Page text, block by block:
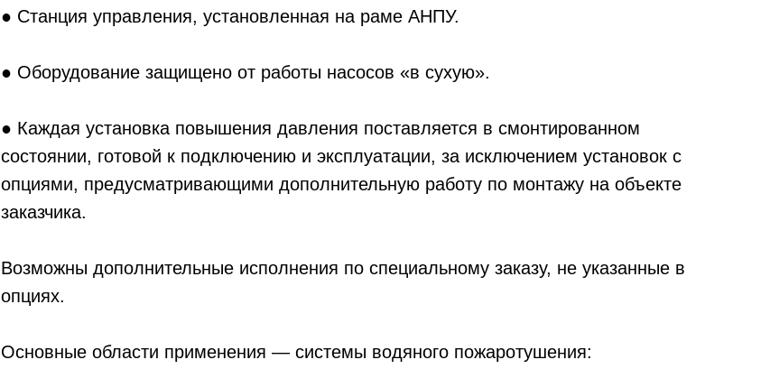
● Станция управления, установленная на раме АНПУ.
● Оборудование защищено от работы насосов «в сухую».
● Каждая установка повышения давления поставляется в смонтированном
состоянии, готовой к подключению и эксплуатации, за исключением установок с
опциями, предусматривающими дополнительную работу по монтажу на объекте
заказчика.
Возможны дополнительные исполнения по специальному заказу, не указанные в
опциях.
Основные области применения — системы водяного пожаротушения: